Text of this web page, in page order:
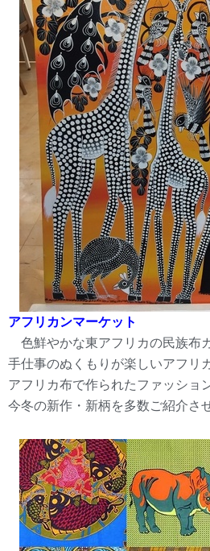
アフリカンマーケット
色鮮やかな東アフリカの民族布
手仕事のぬくもりが楽しいアフリ
アフリカ布で作られたファッショ
今冬の新作・新柄を多数ご紹介さ